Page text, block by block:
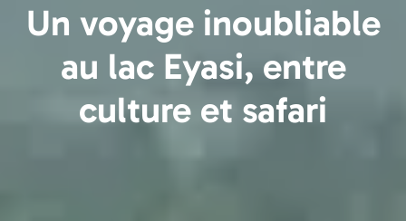
Un voyage inoubliable
au lac Eyasi, entre
culture et safari